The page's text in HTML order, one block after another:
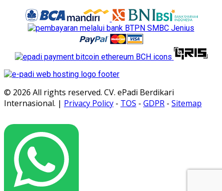
© 2026 All rights reserved. CV. ePadi Berdikari
Internasional. | Privacy Policy - TOS - GDPR - Sitemap